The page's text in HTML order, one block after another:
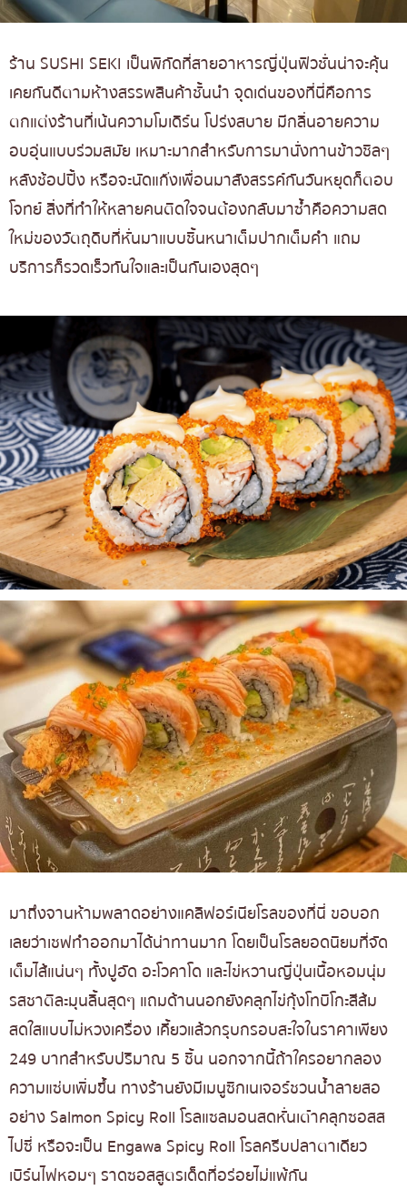
ร้าน SUSHI SEKI เป็นพิกัดที่สายอาหารญี่ปุ่นฟิวชั่นน่าจะคุ้น
เคยกันดีตามห้างสรรพสินค้าชั้นนำ จุดเด่นของที่นี่คือการ
ตกแต่งร้านที่เน้นความโมเดิร์น โปร่งสบาย มีกลิ่นอายความ
อบอุ่นแบบร่วมสมัย เหมาะมากสำหรับการมานั่งทานข้าวชิลๆ
หลังช้อปปิ้ง หรือจะนัดแก๊งเพื่อนมาสังสรรค์กันวันหยุดก็ตอบ
โจทย์ สิ่งที่ทำให้หลายคนติดใจจนต้องกลับมาซ้ำคือความสด
ใหม่ของวัตถุดิบที่หั่นมาแบบชิ้นหนาเต็มปากเต็มคำ แถม
บริการก็รวดเร็วทันใจและเป็นกันเองสุดๆ
มาถึงจานห้ามพลาดอย่างแคลิฟอร์เนียโรลของที่นี่ ขอบอก
เลยว่าเชฟทำออกมาได้น่าทานมาก โดยเป็นโรลยอดนิยมที่จัด
เต็มไส้แน่นๆ ทั้งปูอัด อะโวคาโด และไข่หวานญี่ปุ่นเนื้อหอมนุ่ม
รสชาติละมุนลิ้นสุดๆ แถมด้านนอกยังคลุกไข่กุ้งโทบิโกะสีส้ม
สดใสแบบไม่หวงเครื่อง เคี้ยวแล้วกรุบกรอบสะใจในราคาเพียง
249 บาทสำหรับปริมาณ 5 ชิ้น นอกจากนี้ถ้าใครอยากลอง
ความแซ่บเพิ่มขึ้น ทางร้านยังมีเมนูซิกเนเจอร์ชวนน้ำลายสอ
อย่าง Salmon Spicy Roll โรลแซลมอนสดหั่นเต๋าคลุกซอสส
ไปซี่ หรือจะเป็น Engawa Spicy Roll โรลครีบปลาตาเดียว
เบิร์นไฟหอมๆ ราดซอสสูตรเด็ดที่อร่อยไม่แพ้กัน